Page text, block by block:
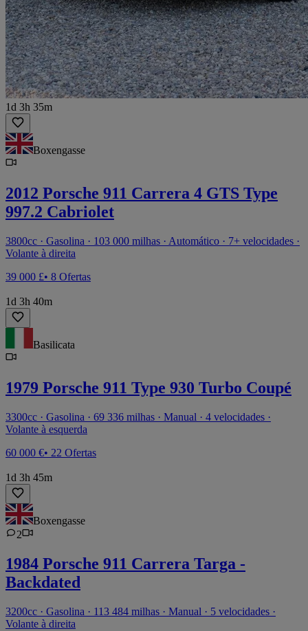
1d 3h 35m
Boxengasse
2012 Porsche 911 Carrera 4 GTS Type
997.2 Cabriolet
3800cc · Gasolina · 103 000 milhas · Automático · 7+ velocidades ·
Volante à direita
39 000 £• 8 Ofertas
1d 3h 40m
Basilicata
1979 Porsche 911 Type 930 Turbo Coupé
3300cc · Gasolina · 69 336 milhas · Manual · 4 velocidades ·
Volante à esquerda
60 000 €• 22 Ofertas
1d 3h 45m
Boxengasse
2
1984 Porsche 911 Carrera Targa -
Backdated
3200cc · Gasolina · 113 484 milhas · Manual · 5 velocidades ·
Volante à direita